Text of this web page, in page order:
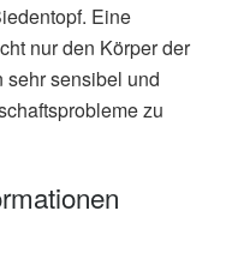
Eine
nur den Körper der
sehr sensibel und
zu